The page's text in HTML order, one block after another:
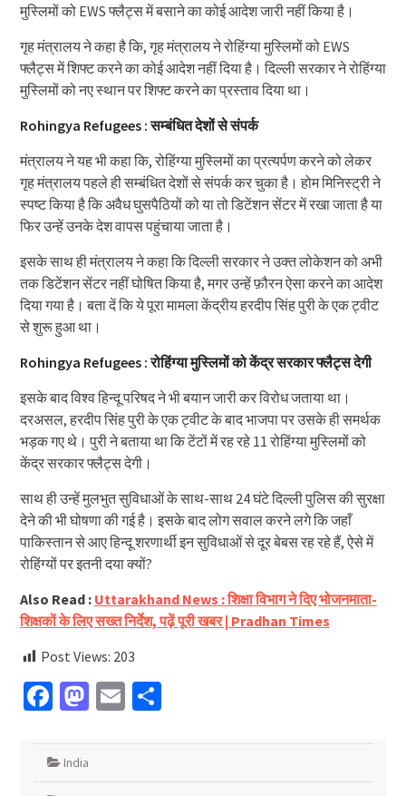
मुस्लिमों को EWS फ्लैट्स में बसाने का कोई आदेश जारी नहीं किया है।
गृह मंत्रालय ने कहा है कि, गृह मंत्रालय ने रोहिंग्या मुस्लिमों को EWS
फ्लैट्स में शिफ्ट करने का कोई आदेश नहीं दिया है। दिल्ली सरकार ने रोहिंग्या
मुस्लिमों को नए स्थान पर शिफ्ट करने का प्रस्ताव दिया था।
Rohingya Refugees : सम्बंधित देशों से संपर्क
मंत्रालय ने यह भी कहा कि, रोहिंग्या मुस्लिमों का प्रत्यर्पण करने को लेकर
गृह मंत्रालय पहले ही सम्बंधित देशों से संपर्क कर चुका है। होम मिनिस्ट्री ने
स्पष्ट किया है कि अवैध घुसपैठियों को या तो डिटेंशन सेंटर में रखा जाता है या
फिर उन्हें उनके देश वापस पहुंचाया जाता है।
इसके साथ ही मंत्रालय ने कहा कि दिल्ली सरकार ने उक्त लोकेशन को अभी
तक डिटेंशन सेंटर नहीं घोषित किया है, मगर उन्हें फ़ौरन ऐसा करने का आदेश
दिया गया है। बता दें कि ये पूरा मामला केंद्रीय हरदीप सिंह पुरी के एक ट्वीट
से शुरू हुआ था।
Rohingya Refugees : रोहिंग्या मुस्लिमों को केंद्र सरकार फ्लैट्स देगी
इसके बाद विश्व हिन्दू परिषद ने भी बयान जारी कर विरोध जताया था।
दरअसल, हरदीप सिंह पुरी के एक ट्वीट के बाद भाजपा पर उसके ही समर्थक
भड़क गए थे। पुरी ने बताया था कि टेंटों में रह रहे 11 रोहिंग्या मुस्लिमों को
केंद्र सरकार फ्लैट्स देगी।
साथ ही उन्हें मुलभुत सुविधाओं के साथ-साथ 24 घंटे दिल्ली पुलिस की सुरक्षा
देने की भी घोषणा की गई है। इसके बाद लोग सवाल करने लगे कि जहाँ
पाकिस्तान से आए हिन्दू शरणार्थी इन सुविधाओं से दूर बेबस रह रहे हैं, ऐसे में
रोहिंग्यों पर इतनी दया क्यों?
Also Read : Uttarakhand News : शिक्षा विभाग ने दिए भोजनमाता-
शिक्षकों के लिए सख्त निर्देश, पढ़ें पूरी खबर | Pradhan Times
Post Views: 203
Facebook
Mastodon
EmailShare
India